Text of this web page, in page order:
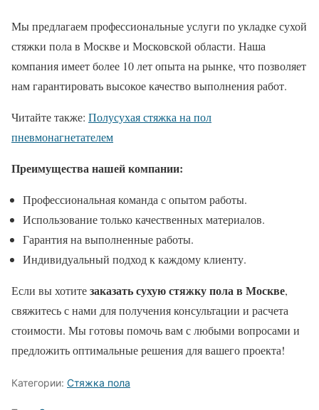
Мы предлагаем профессиональные услуги по укладке сухой
стяжки пола в Москве и Московской области. Наша
компания имеет более 10 лет опыта на рынке, что позволяет
нам гарантировать высокое качество выполнения работ.
Читайте также: Полусухая стяжка на пол
пневмонагнетателем
Преимущества нашей компании:
Профессиональная команда с опытом работы.
Использование только качественных материалов.
Гарантия на выполненные работы.
Индивидуальный подход к каждому клиенту.
Если вы хотитезаказать сухую стяжку пола в Москве,
свяжитесь с нами для получения консультации и расчета
стоимости. Мы готовы помочь вам с любыми вопросами и
предложить оптимальные решения для вашего проекта!
Категории: Стяжка пола